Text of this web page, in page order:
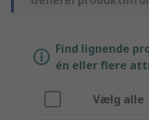
Find lignende
én eller flere
Vælg alle